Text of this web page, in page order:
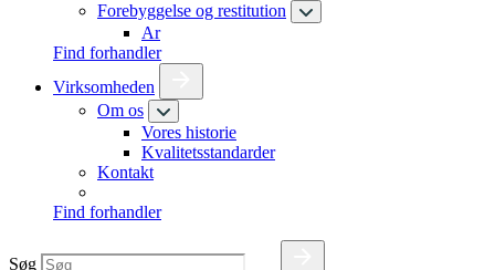
Forebyggelse og restitution
Ar
Find forhandler
Virksomheden
Om os
Vores historie
Kvalitetsstandarder
Kontakt
Find forhandler
Søg